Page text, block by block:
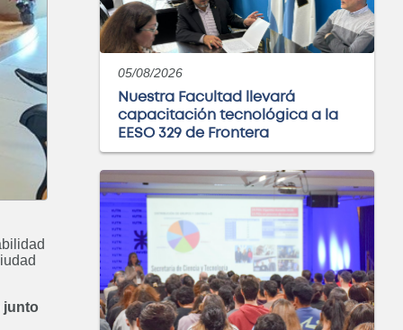
junto
05/08/2026
Nuestra Facultad llevará
capacitación tecnológica a la
EESO 329 de Frontera